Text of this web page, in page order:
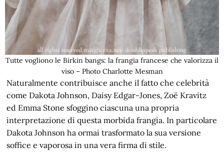
Tutte vogliono le Birkin bangs: la frangia francese che valorizza il
viso – Photo Charlotte Mesman
Naturalmente contribuisce anche il fatto che celebrità
come Dakota Johnson, Daisy Edgar-Jones, Zoë Kravitz
ed Emma Stone sfoggino ciascuna una propria
interpretazione di questa morbida frangia. In particolare
Dakota Johnson ha ormai trasformato la sua versione
soffice e vaporosa in una vera firma di stile.